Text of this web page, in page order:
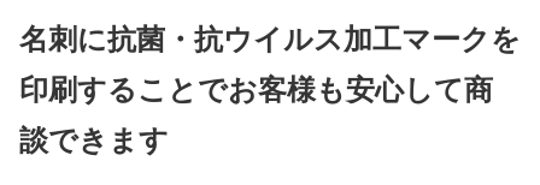
名刺に抗菌・抗ウイルス加工マークを
印刷することでお客様も安心して商
談できます